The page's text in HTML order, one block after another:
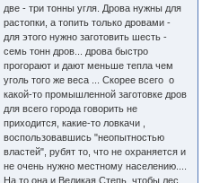
две - три тонны угля. Дрова нужны для
растопки, а топить только дровами -
для этого нужно заготовить шесть -
семь тонн дров... дрова быстро
прогорают и дают меньше тепла чем
уголь того же веса ... Скорее всего о
какой-то промышленной заготовке дров
для всего города говорить не
приходится, какие-то ловкачи ,
воспользовавшись "неопытностью
властей", рубят то, что не охраняется и
не очень нужно местному населению....
На то она и Великая Степь, чтобы лес